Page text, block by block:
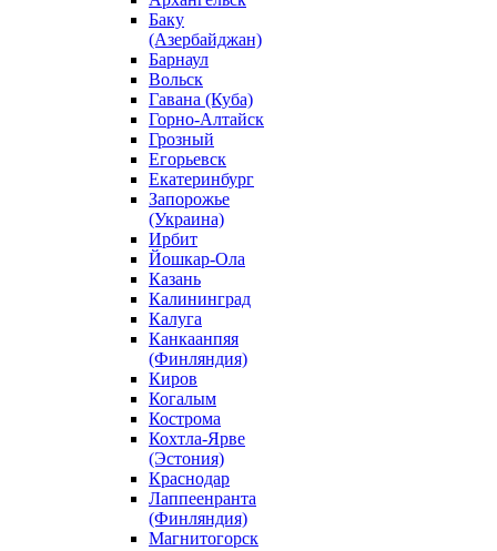
Баку
(Азербайджан)
Барнаул
Вольск
Гавана (Куба)
Горно-Алтайск
Грозный
Егорьевск
Екатеринбург
Запорожье
(Украина)
Ирбит
Йошкар-Ола
Казань
Калининград
Калуга
Канкаанпяя
(Финляндия)
Киров
Когалым
Кострома
Кохтла-Ярве
(Эстония)
Краснодар
Лаппеенранта
(Финляндия)
Магнитогорск